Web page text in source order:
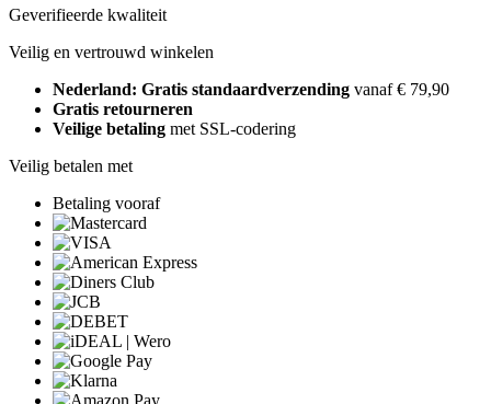
Geverifieerde kwaliteit
Veilig en vertrouwd winkelen
Nederland: Gratis standaardverzending vanaf € 79,90
Gratis retourneren
Veilige betaling met SSL-codering
Veilig betalen met
Betaling vooraf